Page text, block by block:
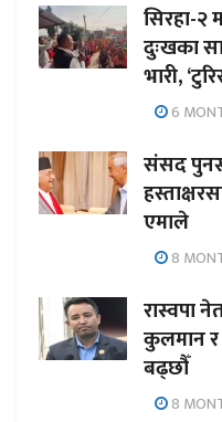
सिरहा-२
दुःखका
भारी,
6
संसद
एमाले
8
रास्वपा
कुलमान र
बढ्छौँ
8